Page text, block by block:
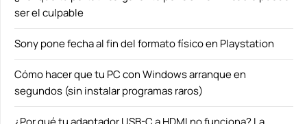
ser el culpable
Sony pone fecha al fin del formato físico en Playstation
Cómo hacer que tu PC con Windows arranque en
segundos (sin instalar programas raros)